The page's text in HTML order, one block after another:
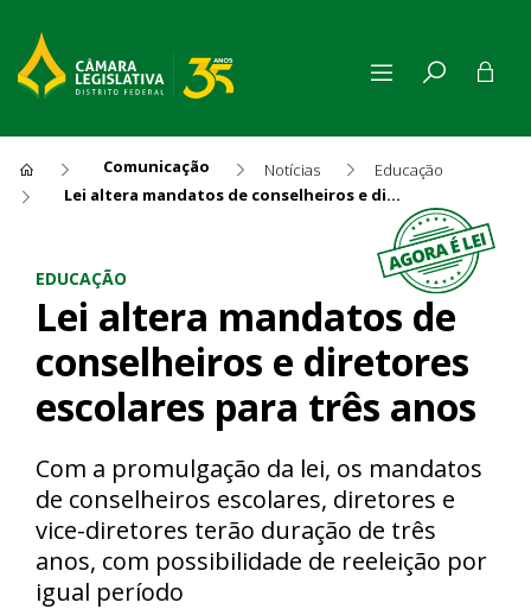
Comunicação Notícias
Educação
Lei altera mandatos de conselheiros e diretores escolares para três anos
Lei altera mandatos de
EDUCAÇÃO
Lei altera mandatos de
conselheiros e diretores
escolares para três anos
Com a promulgação da lei, os mandatos
de conselheiros escolares, diretores e
vice-diretores terão duração de três
anos, com possibilidade de reeleição por
igual período